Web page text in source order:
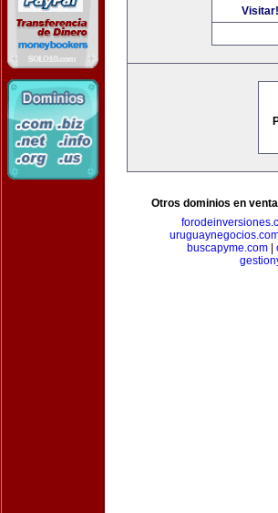
Visitar!
Otros dominios en
buscapyme.com